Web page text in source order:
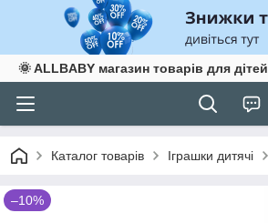
🌞 ALLBABY магазин товарів для дітей
Каталог товарів Іграшки дитячі
–10%